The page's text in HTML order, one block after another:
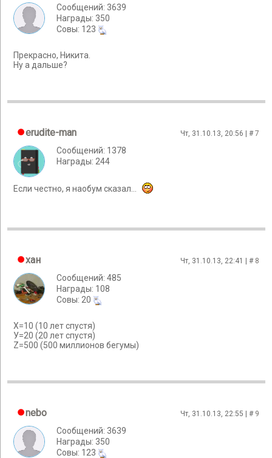
Сообщений: 3639
Награды: 350
Cовы: 123
Прекрасно, Никита.
Ну а дальше?
erudite-man Чт, 31.10.13, 20:56 | #7
Сообщений: 1378
Награды: 244
Если честно, я наобум сказал...
хан Чт, 31.10.13, 22:41 | # 8
Сообщений: 485
Награды: 108
Cовы: 20
Х=10 (10 лет спустя)
У=20 (20 лет спустя)
Z=500 (500 миллионов бегумы)
nebo Чт, 31.10.13, 22:55 | # 9
Сообщений: 3639
Награды: 350
Cовы: 123